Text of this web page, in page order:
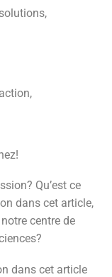
Qu’est ce
dans cet article,
centre de
dans cet article